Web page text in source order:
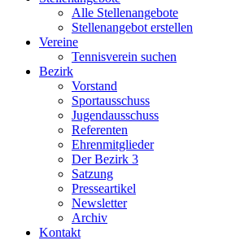
Alle Stellenangebote
Stellenangebot erstellen
Vereine
Tennisverein suchen
Bezirk
Vorstand
Sportausschuss
Jugendausschuss
Referenten
Ehrenmitglieder
Der Bezirk 3
Satzung
Presseartikel
Newsletter
Archiv
Kontakt